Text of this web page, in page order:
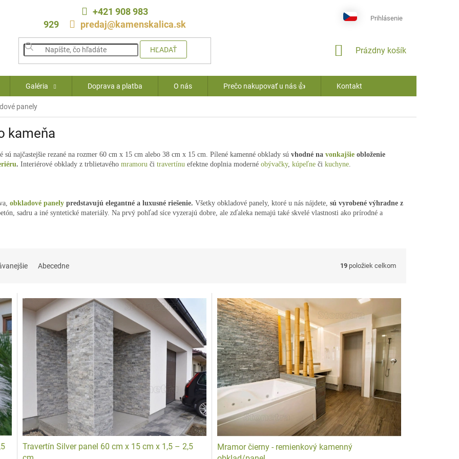
+421 908 983
929
predaj@kamenskalica.sk
Prihlásenie
HĽADAŤ
NÁKUPNÝ
Prázdny košík
Galéria Doprava a platba O nás Prečo nakupovať u nás 👍 Kontakt
panely
kameňa
sú najčastejšie rezané na rozmer 60 cm x 15 cm alebo 38 cm x 15 cm. Pílené kamenné obklady sú vhodné na vonkajšie obloženie
. Interiérové obklady z trblietavého mramoru či travertínu efektne doplnia moderné obývačky, kúpeľne či kuchyne
obkladové panely predstavujú elegantné a luxusné riešenie. Všetky obkladové panely, ktoré u nás nájdete, sú vyrobené výhradne z
sadru a iné syntetické materiály. Na prvý pohľad síce vyzerajú dobre, ale zďaleka nemajú také skvelé vlastnosti ako prírodné a
Abecedne 19 položiek celkom
Travertín Silver panel 60 cm x 15 cm x 1,5 – 2,5
Mramor čierny - remienkový kamenný